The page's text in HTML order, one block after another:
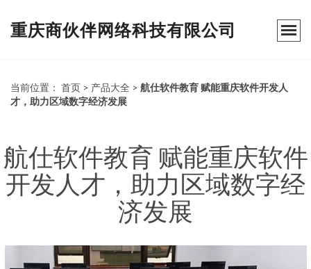
重庆商伙伴网络科技有限公司
当前位置： 首页 > 产品大全 > 航仕软件教育 赋能重庆软件开发人
才，助力区域数字经济发展
航仕软件教育 赋能重庆软件
开发人才，助力区域数字经
济发展